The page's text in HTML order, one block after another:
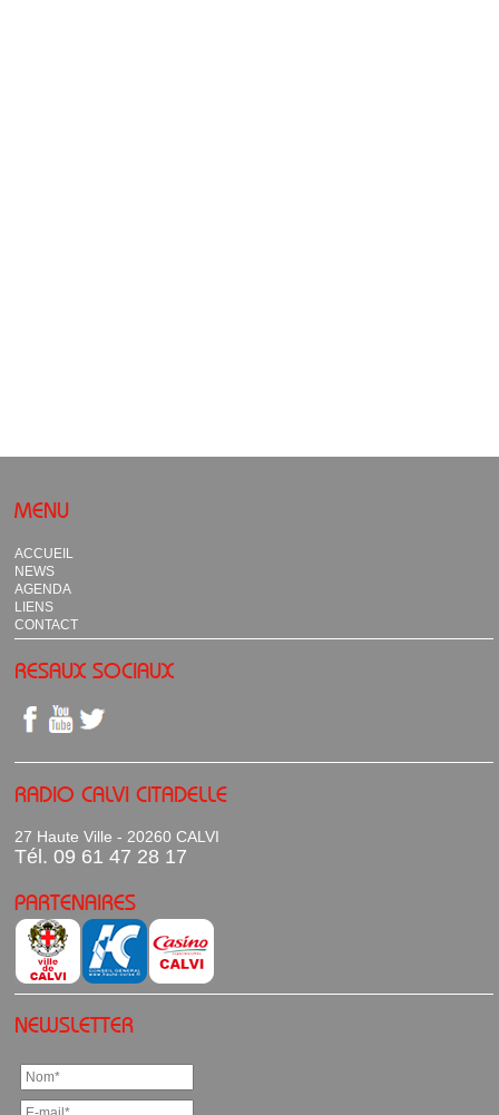
MENU
ACCUEIL
NEWS
AGENDA
LIENS
CONTACT
RESAUX SOCIAUX
RADIO CALVI CITADELLE
27 Haute Ville - 20260 CALVI
Tél. 09 61 47 28 17
PARTENAIRES
NEWSLETTER